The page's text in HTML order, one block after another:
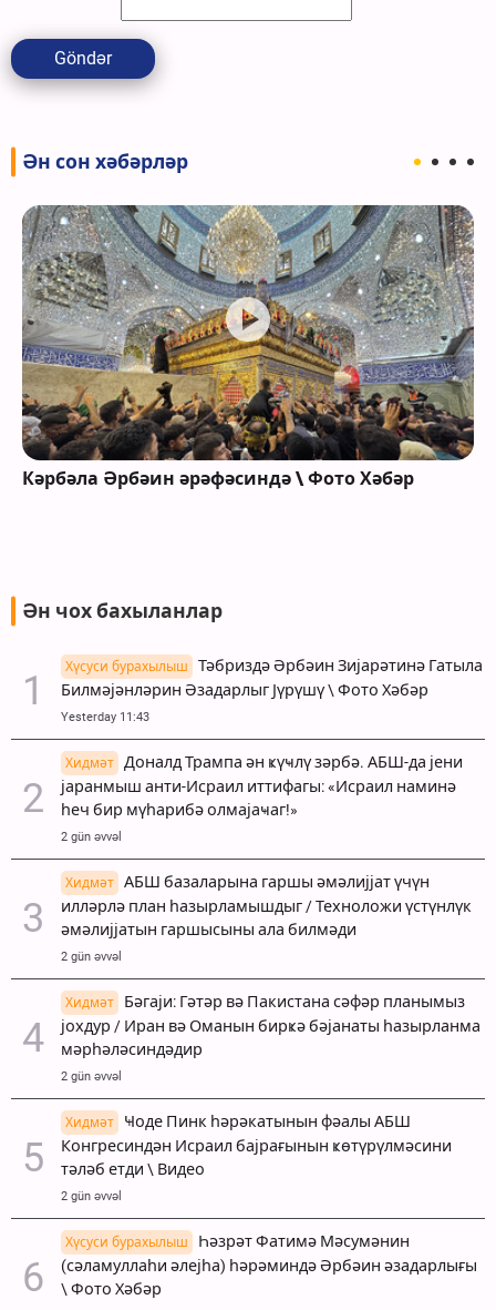
Göndər
Ән сон хәбәрләр
Кәрбәла Әрбәин әрәфәсиндә \ Фото Хәбәр
Ән чох бахыланлар
Хүсуси бурахылыш
Тәбриздә Әрбәин Зијарәтинә Гатыла
Билмәјәнләрин Әзадарлыг Јүрүшү \ Фото Хәбәр
Yesterday 11:43
Хидмәт
Доналд Трампа ән ҝүҹлү зәрбә. АБШ-да јени
јаранмыш анти-Исраил иттифагы: «Исраил наминә
һеч бир мүһарибә олмајаҹаг!»
2 gün əvvəl
Хидмәт
АБШ базаларына гаршы әмәлијјат үчүн
илләрлә план һазырламышдыг / Техноложи үстүнлүк
әмәлијјатын гаршысыны ала билмәди
2 gün əvvəl
Хидмәт
Бәгаји: Гәтәр вә Пакистана сәфәр планымыз
јохдур / Иран вә Оманын бирҝә бәјанаты һазырланма
мәрһәләсиндәдир
2 gün əvvəl
Хидмәт
Ҹоде Пинк һәрәкатынын фәалы АБШ
Конгресиндән Исраил бајрағынын ҝөтүрүлмәсини
тәләб етди \ Видео
2 gün əvvəl
Хүсуси бурахылыш
Һәзрәт Фатимә Мәсумәнин
(сәламуллаһи әлејһа) һәрәминдә Әрбәин әзадарлығы
\ Фото Хәбәр